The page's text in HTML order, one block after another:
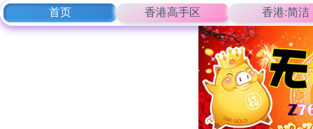
首页 香港高手区 香港:简洁